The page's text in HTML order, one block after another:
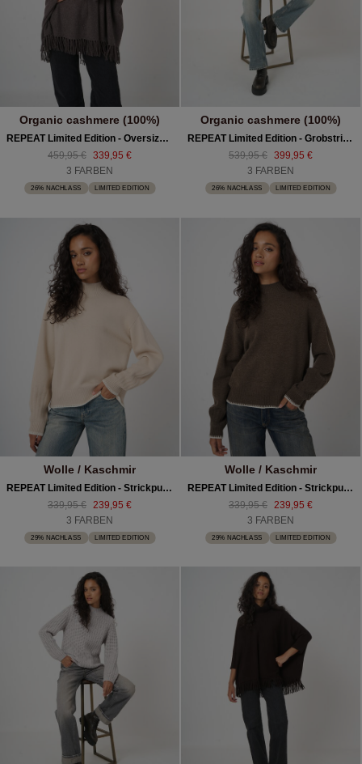
Organic cashmere (100%)
REPEAT Limited Edition - Oversized Kaschmirponcho
459,95 € 339,95 €
3 FARBEN
26% NACHLASS LIMITED EDITION
Organic cashmere (100%)
REPEAT Limited Edition - Grobstrickpullover Aus Kaschmir
539,95 € 399,95 €
3 FARBEN
26% NACHLASS LIMITED EDITION
Wolle / Kaschmir
REPEAT Limited Edition - Strickpullover Mit Häkeldetails
339,95 €
239,95 €
3 FARBEN
29% NACHLASS LIMITED EDITION
Wolle / Kaschmir
REPEAT Limited Edition - Strickpullover Mit Häkeldetails
339,95 €
239,95 €
3 FARBEN
29% NACHLASS LIMITED EDITION